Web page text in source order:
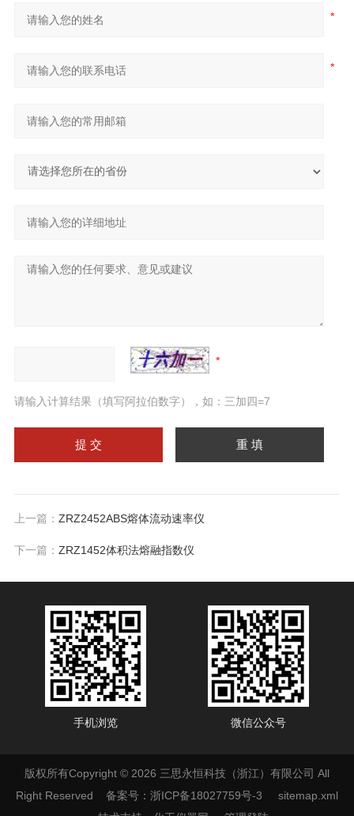
请输入计算结果（填写阿拉伯数字），如：三加四=7
上一篇： ZRZ2452ABS熔体流动速率仪
下一篇： ZRZ1452体积法熔融指数仪
手机浏览 微信公众号
版权所有Copyright © 2026 三思永恒科技（浙江）有限公司 All
Right Reserved 备案号：浙ICP备18027759号-3
sitemap.xml